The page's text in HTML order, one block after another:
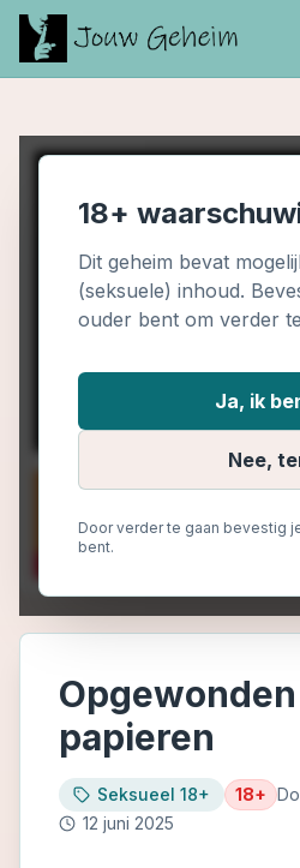
18+
Dit geheim bevat
(seksuele) inhoud.
ouder bent om verder
Ja, ik
Nee,
Door verder te gaan bevestig
bent.
papieren
Seksueel 18+ 18+
12 juni 2025